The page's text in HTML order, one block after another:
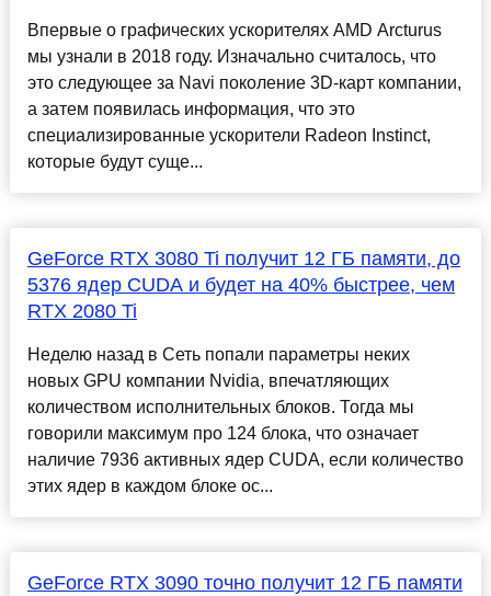
Впервые о графических ускорителях AMD Arcturus
мы узнали в 2018 году. Изначально считалось, что
это следующее за Navi поколение 3D-карт компании,
а затем появилась информация, что это
специализированные ускорители Radeon Instinct,
которые будут суще...
GeForce RTX 3080 Ti получит 12 ГБ памяти, до
5376 ядер CUDA и будет на 40% быстрее, чем
RTX 2080 Ti
Неделю назад в Сеть попали параметры неких
новых GPU компании Nvidia, впечатляющих
количеством исполнительных блоков. Тогда мы
говорили максимум про 124 блока, что означает
наличие 7936 активных ядер CUDA, если количество
этих ядер в каждом блоке ос...
GeForce RTX 3090 точно получит 12 ГБ памяти